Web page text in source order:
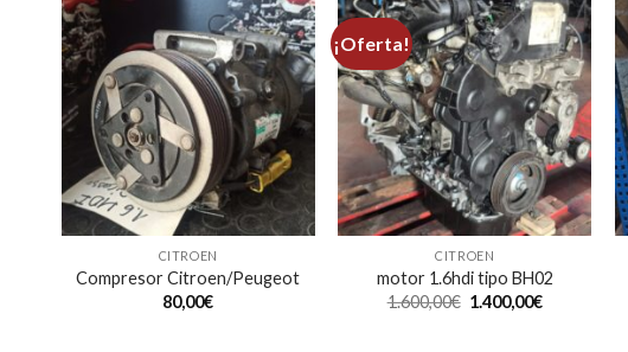
CITROEN
Compresor Citroen/Peugeot
80,00€
¡Oferta!
CITROEN
motor 1.6hdi tipo BH02
1.600,00€ 1.400,00€